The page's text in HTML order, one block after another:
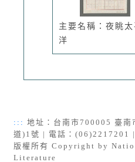
主要名稱：夜眺太
洋
::: 地址：台南市700005 臺南
道)1號 | 電話：(06)2217201
版權所有 Copyright by
Literature